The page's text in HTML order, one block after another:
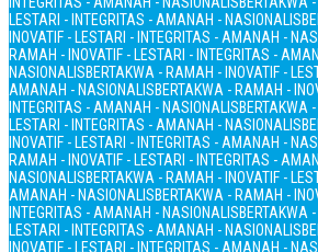
LESTARI - INTEGRITAS - AMANAH - NASIONALIS
INOVATIF - LESTARI - INTEGRITAS - AMANAH -
RAMAH - INOVATIF - LESTARI - INTEGRITAS -
NASIONALISBERTAKWA - RAMAH - INOVATIF -
AMANAH - NASIONALISBERTAKWA - RAMAH -
INTEGRITAS - AMANAH - NASIONALISBERTAKWA
LESTARI - INTEGRITAS - AMANAH - NASIONALIS
INOVATIF - LESTARI - INTEGRITAS - AMANAH -
RAMAH - INOVATIF - LESTARI - INTEGRITAS -
NASIONALISBERTAKWA - RAMAH - INOVATIF -
AMANAH - NASIONALISBERTAKWA - RAMAH -
INTEGRITAS - AMANAH - NASIONALISBERTAKWA
LESTARI - INTEGRITAS - AMANAH - NASIONALIS
INOVATIF - LESTARI - INTEGRITAS - AMANAH -